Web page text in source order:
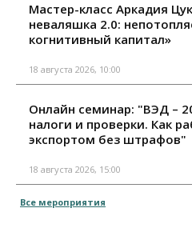
Мастер-класс Аркадия
неваляшка 2.0:
когнитивный капитал»
18 августа 2026, 10:00
Онлайн семинар: "ВЭД –
налоги и проверки. Как
экспортом без штрафов"
18 августа 2026, 15:00
Все мероприятия